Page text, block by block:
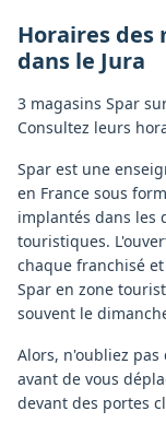
Horaires des
dans le Jura
3 magasins Spar
Consultez leurs
Spar est une
en France sous
implantés dans les
touristiques.
chaque franchisé
Spar en zone
souvent le
Alors, n'oubliez
avant de vous
devant des portes